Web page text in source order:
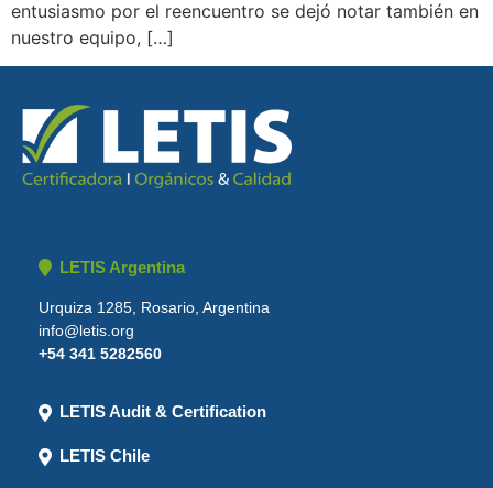
entusiasmo por el reencuentro se dejó notar también en
nuestro equipo, […]
LETIS Argentina
Urquiza 1285, Rosario, Argentina
info@letis.org
+54 341 5282560
LETIS Audit & Certification
LETIS Chile